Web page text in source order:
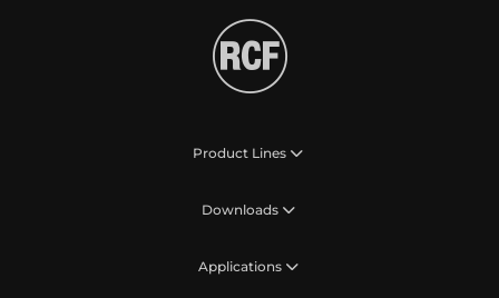
Product Lines
Downloads
Applications